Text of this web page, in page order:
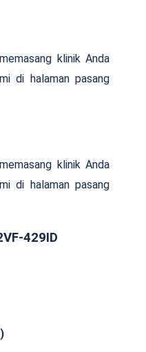
klinik Anda
di halaman pasang
klinik Anda
di halaman pasang
429ID